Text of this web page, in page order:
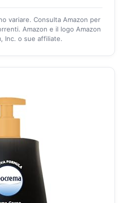
variare. Consulta Amazon per
Amazon e il logo Amazon
Inc. o sue affiliate.